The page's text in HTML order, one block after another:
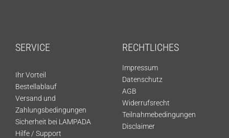
SERVICE
Ihr Vorteil
Bestellablauf
Versand und
Zahlungsbedingungen
Sicherheit bei LAMPADA
Hilfe / Support
RECHTLICHES
Impressum
Datenschutz
AGB
Widerrufsrecht
Teilnahmebedingungen
Disclaimer